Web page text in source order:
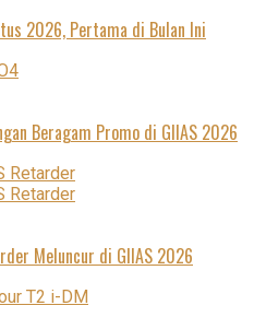
2026, Pertama di Bulan Ini
Beragam Promo di GIIAS 2026
Meluncur di GIIAS 2026